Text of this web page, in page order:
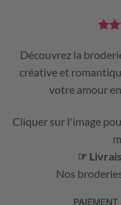
5
client
Découvrez la
créative et
votre amour
Cliquer sur l'image
☞
Nos